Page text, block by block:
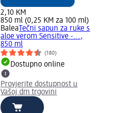
2,10 KM
850 ml (0,25 KM za 100 ml)
Balea Tečni sapun za ruke s
aloe verom Sensitive -...,
850 ml
(180)
Dostupno online
Provjerite dostupnost u
Vašoj dm trgovini